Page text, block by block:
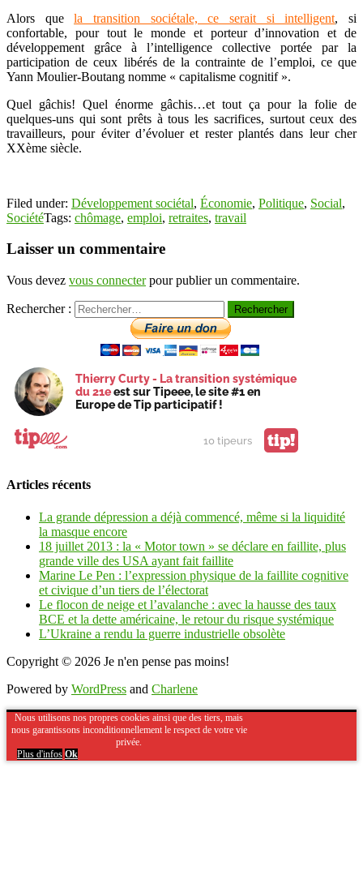
Alors quela transition sociétale, ce serait si intelligent, si
confortable, pour tout le monde et porteur d’innovation et de
développement grâce à l’intelligence collective portée par la
participation de ceux libérés de la contrainte de l’emploi, ce que
Yann Moulier-Boutang nomme « capitalisme cognitif ».
Quel gâchis! Quel énorme gâchis…et tout ça pour la folie de
quelques-uns qui sont prêts à tous les sacrifices, surtout ceux des
travailleurs, pour éviter d’évoluer et rester plantés dans leur cher
XXème siècle.
Filed under: Développement sociétal, Économie, Politique, Social,
SociétéTags: chômage, emploi, retraites, travail
Laisser un commentaire
Vous devez vous connecterpour publier un commentaire.
Rechercher :
Thierry Curty - La transition systémique
du 21eest sur Tipeee, le site #1 en
Europe de Tip participatif !
10 tipeurs tip!
Articles récents
La grande dépression a déjà commencé, même si la liquidité
la masque encore
18 juillet 2013 : la « Motor town » se déclare en faillite, plus
grande ville des USA ayant fait faillite
Marine Le Pen : l’expression physique de la faillite cognitive
et civique d’un tiers de l’électorat
Le flocon de neige et l’avalanche : avec la hausse des taux
BCE et la dette américaine, le retour du risque systémique
L’Ukraine a rendu la guerre industrielle obsolète
Copyright © 2026 Je n'en pense pas moins!
Powered by WordPress and Charlene
Nous utilisons nos propres cookies ainsi que des tiers, mais
nous garantissons inconditionnellement le respect de votre vie
privée.
Plus d'infos Ok